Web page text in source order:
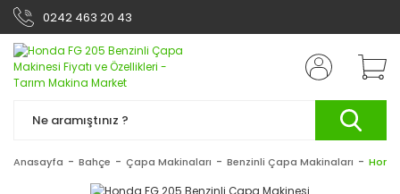
0242 463 20 43
Anasayfa Bahçe Çapa Makinaları Benzinli Çapa Makinaları